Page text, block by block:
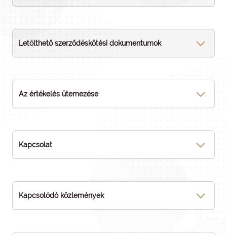
Letölthető szerződéskötési dokumentumok
Az értékelés ütemezése
Kapcsolat
Kapcsolódó közlemények